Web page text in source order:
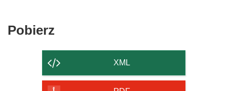
Pobierz
strony
XML